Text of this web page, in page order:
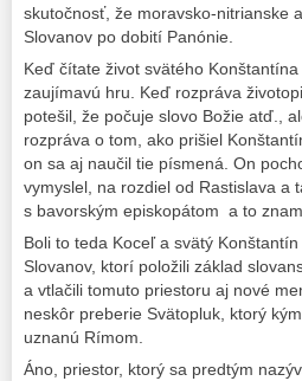
skutočnosť, že moravsko-nitrianske
Slovanov po dobití Panónie.
Keď čítate život svätého
zaujímavú hru. Keď rozpráva
potešil, že počuje slovo Božie atď.,
rozpráva o tom, ako prišiel
on sa aj naučil tie písmená. On
vymyslel, na rozdiel od Rastislava a
s bavorským episkopátom a to
Boli to teda Koceľ a svätý
Slovanov, ktorí položili základ
a vtlačili tomuto priestoru aj nové
neskôr preberie Svätopluk, ktorý
uznanú Rímom.
Áno, priestor, ktorý sa predtým